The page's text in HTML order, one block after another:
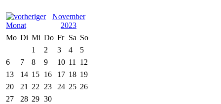
November
2023
Mo Di Mi Do Fr Sa So
1
2 3 4
5
6
7 8 9 10 11
12
13
14 15 16 17 18 19
20
21 22 23 24 25 26
27
28 29 30